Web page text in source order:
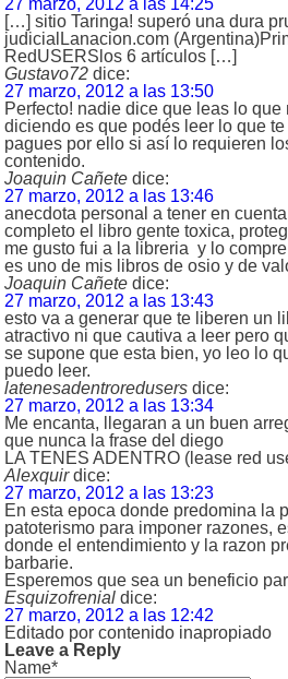
27 marzo, 2012 a las 14:25
[…] sitio Taringa! superó una dura
judicialLanacion.com
RedUSERSlos 6 artículos […]
Gustavo72 dice:
27 marzo, 2012 a las 13:50
Perfecto! nadie dice que leas lo que
diciendo es que podés leer lo que
pagues por ello si así lo requieren
contenido.
Joaquin Cañete dice:
27 marzo, 2012 a las 13:46
anecdota personal a tener en
completo el libro gente toxica,
me gusto fui a la libreria y lo
es uno de mis libros de osio y de
Joaquin Cañete dice:
27 marzo, 2012 a las 13:43
esto va a generar que te liberen un
atractivo ni que cautiva a leer pero
se supone que esta bien, yo leo lo
puedo leer.
latenesadentroredusers dice:
27 marzo, 2012 a las 13:34
Me encanta, llegaran a un buen
que nunca la frase del diego
LA TENES ADENTRO (lease red
Alexquir dice:
27 marzo, 2012 a las 13:23
En esta epoca donde predomina la
patoterismo para imponer razones,
donde el entendimiento y la razon
barbarie.
Esperemos que sea un beneficio
Esquizofrenial dice:
27 marzo, 2012 a las 12:42
Editado por contenido inapropiado
Leave a Reply
Name*